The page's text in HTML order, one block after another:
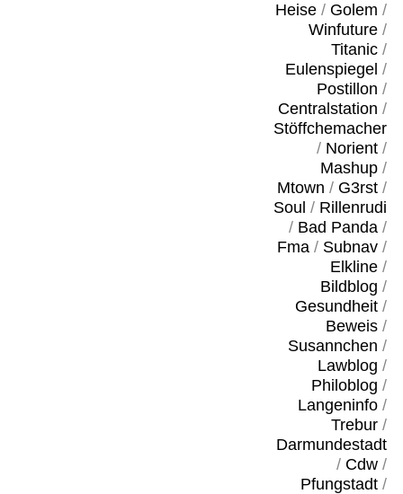
Heise/ Golem /
Winfuture/
Titanic/
Eulenspiegel /
Postillon /
Centralstation /
Stöffchemacher
/ Norient/
Mashup/
Mtown / G3rst/
Soul / Rillenrudi
/ Bad Panda/
Fma/ Subnav/
Elkline/
Bildblog /
Gesundheit/
Beweis/
Susannchen /
Lawblog /
Philoblog /
Langeninfo/
Trebur/
Darmundestadt
/ Cdw/
Pfungstadt/